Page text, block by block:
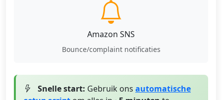
Amazon SNS
Bounce/complaint notificaties
Snelle start: Gebruik ons automatische